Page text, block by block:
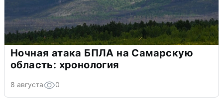
Ночная атака БПЛА на Самарскую
область: хронология
8 августа 0